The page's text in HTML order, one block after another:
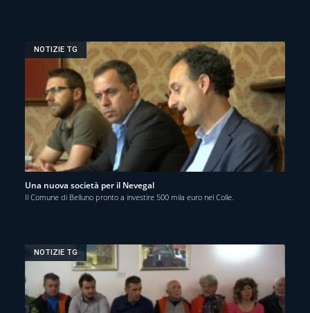
NOTIZIE TG
Una nuova società per il Nevegal
Il Comune di Belluno pronto a investire 500 mila euro nel Colle.
NOTIZIE TG